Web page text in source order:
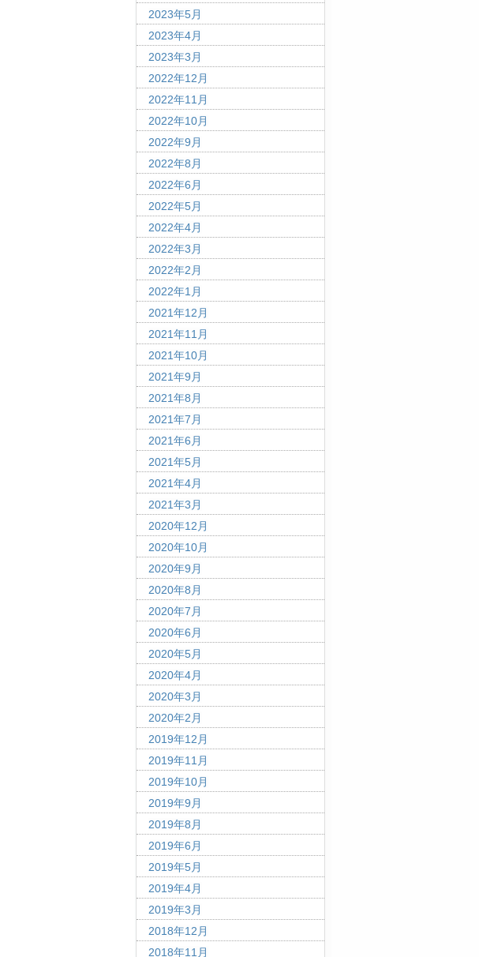
2023年5月
2023年4月
2023年3月
2022年12月
2022年11月
2022年10月
2022年9月
2022年8月
2022年6月
2022年5月
2022年4月
2022年3月
2022年2月
2022年1月
2021年12月
2021年11月
2021年10月
2021年9月
2021年8月
2021年7月
2021年6月
2021年5月
2021年4月
2021年3月
2020年12月
2020年10月
2020年9月
2020年8月
2020年7月
2020年6月
2020年5月
2020年4月
2020年3月
2020年2月
2019年12月
2019年11月
2019年10月
2019年9月
2019年8月
2019年6月
2019年5月
2019年4月
2019年3月
2018年12月
2018年11月